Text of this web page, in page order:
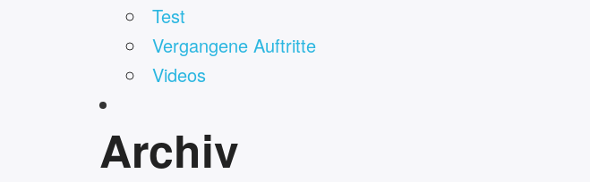
Test
Vergangene Auftritte
Videos
Archiv